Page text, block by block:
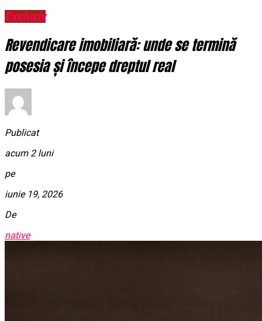
Exclusiv
Revendicare imobiliară: unde se termină
posesia și începe dreptul real
Publicat
acum 2 luni
pe
iunie 19, 2026
De
native